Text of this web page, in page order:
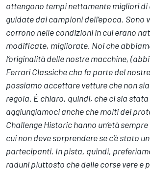
ottengono tempi nettamente migliori di
guidate dai campioni dell’epoca. Sono
corrono nelle condizioni in cui erano
modificate, migliorate. Noi che
l’originalità delle nostre macchine,
Ferrari Classiche cha fa parte del
possiamo accettare vetture che non
regola. È chiaro, quindi, che ci sia stata
aggiungiamoci anche che molti dei
Challenge Historic hanno un’età
cui non deve sorprendere se c’è stato
partecipanti. In pista, quindi,
raduni piuttosto che delle corse vere e